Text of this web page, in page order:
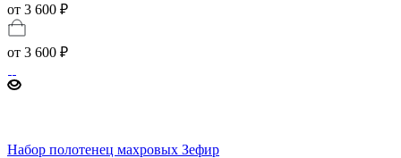
от 3 600 ₽
от 3 600 ₽
Набор полотенец махровых Зефир